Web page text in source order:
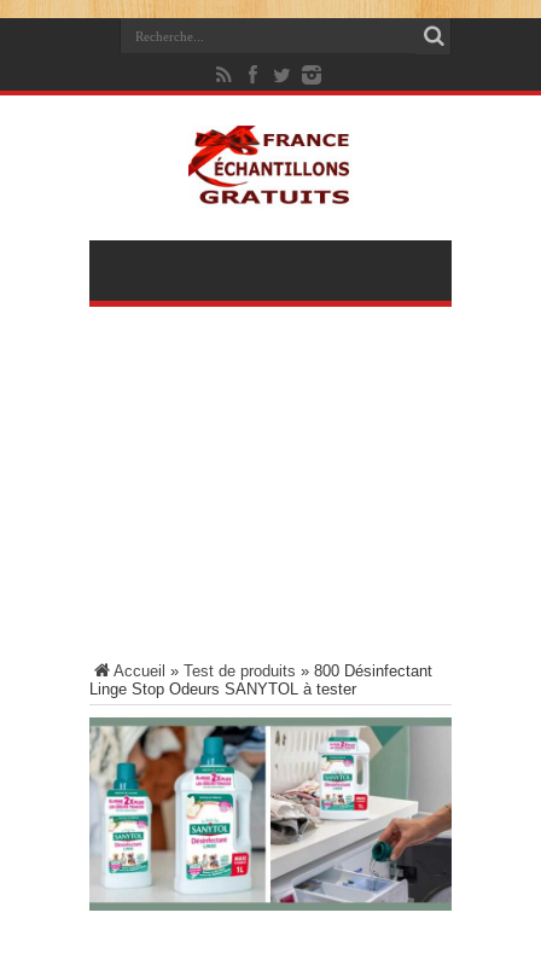
Accueil » Test de produits » 800 Désinfectant
Linge Stop Odeurs SANYTOL à tester